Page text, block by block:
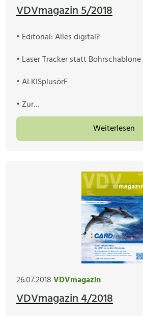
VDVmagazin 5/2018
• Editorial: Alles digital?
• Laser Tracker statt Bohrschablone
• ALKISplusörF
• Zur…
Weiterlesen
26.07.2018VDVmagazin
VDVmagazin 4/2018